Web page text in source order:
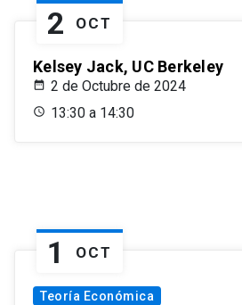
2 OCT
Kelsey Jack, UC Berkeley
2 de Octubre de 2024
13:30 a 14:30
1 OCT
Teoría Económica